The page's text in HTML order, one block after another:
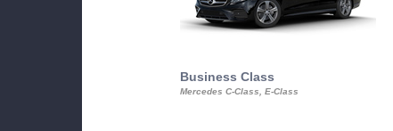
Business Class
Mercedes C-Class, E-Class